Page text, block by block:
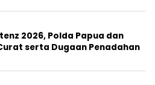
2026, Polda Papua dan
serta Dugaan Penadahan